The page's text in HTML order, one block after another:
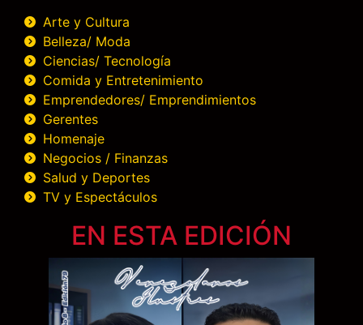
Arte y Cultura
Belleza/ Moda
Ciencias/ Tecnología
Comida y Entretenimiento
Emprendedores/ Emprendimientos
Gerentes
Homenaje
Negocios / Finanzas
Salud y Deportes
TV y Espectáculos
EN ESTA EDICIÓN